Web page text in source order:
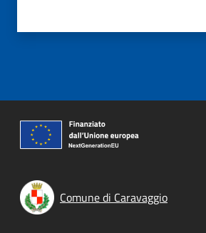
Comune di Caravaggio